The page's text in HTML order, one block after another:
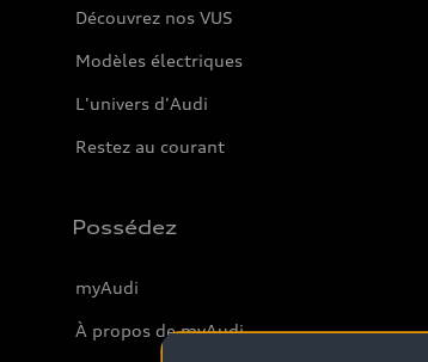
Découvrez nos VUS
Modèles électriques
L'univers d'Audi
Restez au courant
Possédez
myAudi
À propos de myAudi